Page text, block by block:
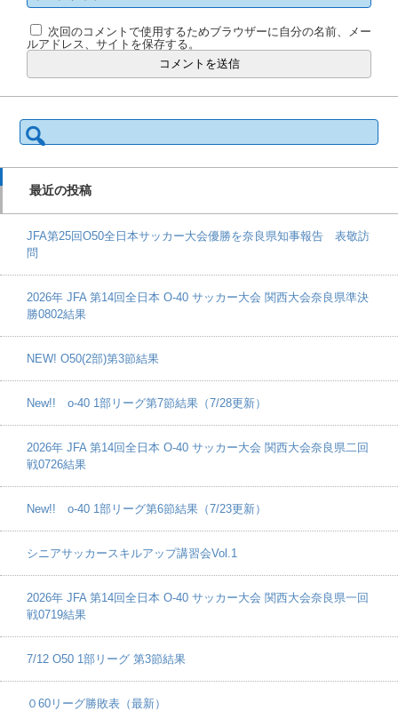
次回のコメントで使用するためブラウザーに自分の名前、メー
ルアドレス、サイトを保存する。
検
索:
最近の投稿
JFA第25回O50全日本サッカー大会優勝を奈良県知事報告 表敬訪
問
2026年 JFA 第14回全日本 O-40 サッカー大会 関西大会奈良県準決
勝0802結果
NEW! O50(2部)第3節結果
New!! o-40 1部リーグ第7節結果（7/28更新）
2026年 JFA 第14回全日本 O-40 サッカー大会 関西大会奈良県二回
戦0726結果
New!! o-40 1部リーグ第6節結果（7/23更新）
シニアサッカースキルアップ講習会Vol.1
2026年 JFA 第14回全日本 O-40 サッカー大会 関西大会奈良県一回
戦0719結果
7/12 O50 1部リーグ 第3節結果
０60リーグ勝敗表（最新）